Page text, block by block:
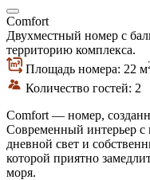
Comfort
Двухместный номер с
территорию комплекса.
Площадь номера: 22 м
Количество гостей: 2
Comfort — номер,
Современный интерьер с
дневной свет и
которой приятно
моря.